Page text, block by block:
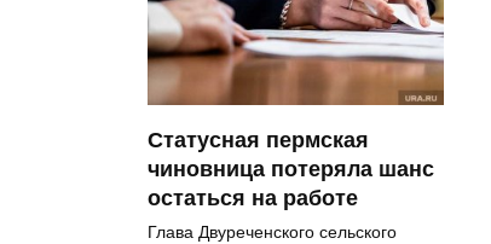
Статусная пермская
чиновница потеряла шанс
остаться на работе
Глава Двуреченского сельского